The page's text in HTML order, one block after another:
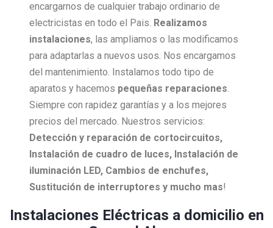
encargarnos de cualquier trabajo ordinario de
electricistas en todo el Pais. Realizamos
instalaciones, las ampliamos o las modificamos
para adaptarlas a nuevos usos. Nos encargamos
del mantenimiento. Instalamos todo tipo de
aparatos y hacemos pequeñas reparaciones.
Siempre con rapidez garantías y a los mejores
precios del mercado. Nuestros servicios:
Detección y reparación de cortocircuitos,
Instalación de cuadro de luces, Instalación de
iluminación LED, Cambios de enchufes,
Sustitución de interruptores y mucho mas!
Instalaciones Eléctricas a domicilio en